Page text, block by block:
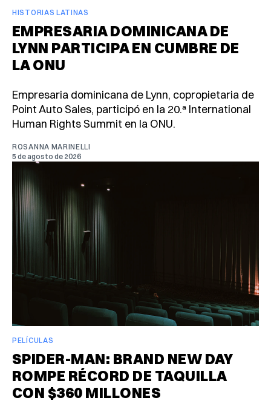
HISTORIAS LATINAS
EMPRESARIA DOMINICANA DE
LYNN PARTICIPA EN CUMBRE DE
LA ONU
Empresaria dominicana de Lynn, copropietaria de
Point Auto Sales, participó en la 20.ª International
Human Rights Summit en la ONU.
ROSANNA MARINELLI
5 de agosto de 2026
PELÍCULAS
SPIDER-MAN: BRAND NEW DAY
ROMPE RÉCORD DE TAQUILLA
CON $360 MILLONES